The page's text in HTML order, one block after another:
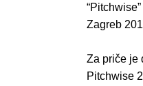
Zagreb
Za priče je
Pitchwise